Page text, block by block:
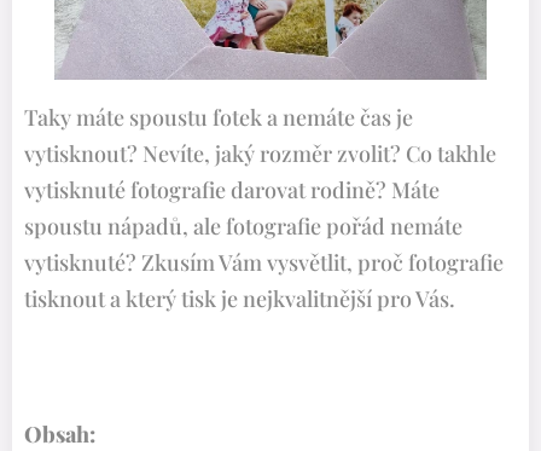
Taky máte spoustu fotek a nemáte čas je
vytisknout? Nevíte, jaký rozměr zvolit? Co takhle
vytisknuté fotografie darovat rodině? Máte
spoustu nápadů, ale fotografie pořád nemáte
vytisknuté? Zkusím Vám vysvětlit, proč fotografie
tisknout a který tisk je nejkvalitnější pro Vás.
Obsah: